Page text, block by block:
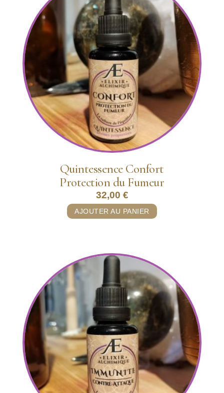
Quintessence Confort
Protection du Fumeur
32,00 €
AJOUTER AU PANIER